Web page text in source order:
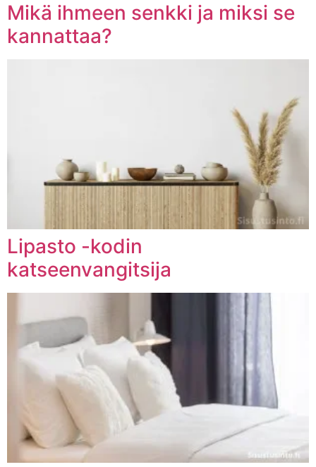
Mikä ihmeen senkki ja miksi se
kannattaa?
Lipasto -kodin
katseenvangitsija